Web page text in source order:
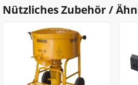
Nützliches Zubehör /